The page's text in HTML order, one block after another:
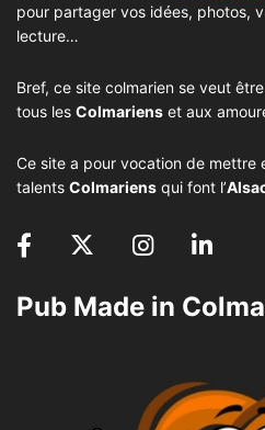
pour partager vos idées, photos,
lecture…
Bref, ce site colmarien se veut
tous les Colmariens et aux
Ce site a pour vocation de mettre
talents Colmariens qui font l’
Pub Made in